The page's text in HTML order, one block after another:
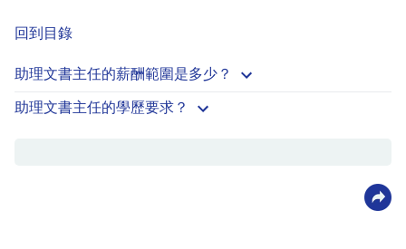
回到目錄
助理文書主任的薪酬範圍是多少？
助理文書主任的學歷要求？